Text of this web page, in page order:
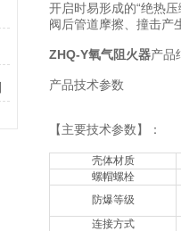
开启时易形成的“绝热
阀后管道摩擦、撞击产
ZHQ-Y氧气阻火器产品
产品技术参数
【主要技术参数】：
壳体材质
螺帽螺栓
防爆等级
连接方式